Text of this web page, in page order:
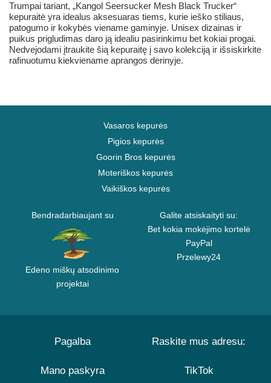
Trumpai tariant, „Kangol Seersucker Mesh Black Trucker“
kepuraitė yra idealus aksesuaras tiems, kurie ieško stiliaus,
patogumo ir kokybės viename gaminyje. Unisex dizainas ir
puikus prigludimas daro ją idealiu pasirinkimu bet kokiai progai.
Nedvejodami įtraukite šią kepuraitę į savo kolekciją ir išsiskirkite
rafinuotumu kiekviename aprangos derinyje.
Vasaros kepurės
Pigios kepurės
Goorin Bros kepurės
Moteriškos kepurės
Vaikiškos kepurės
Bendradarbiaujant su
Edeno miškų atsodinimo
projektai
Galite atsiskaityti su:
Bet kokia mokėjimo kortelė
PayPal
Przelewy24
Pagalba
Mano paskyra
Raskite mus adresu:
TikTok